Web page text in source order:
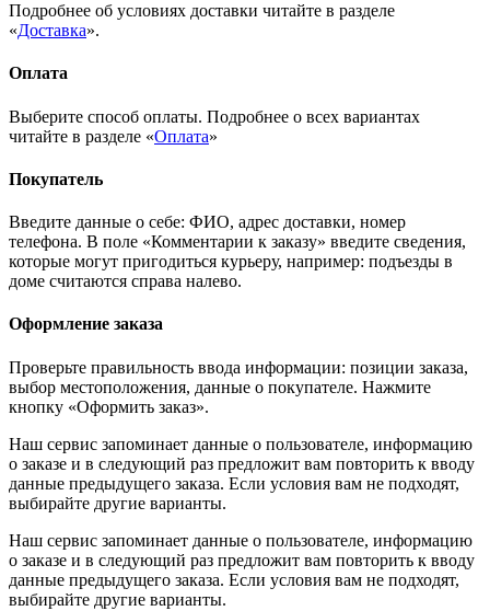
Подробнее об условиях доставки читайте в разделе
«Доставка».
Оплата
Выберите способ оплаты. Подробнее о всех вариантах
читайте в разделе «Оплата»
Покупатель
Введите данные о себе: ФИО, адрес доставки, номер
телефона. В поле «Комментарии к заказу» введите сведения,
которые могут пригодиться курьеру, например: подъезды в
доме считаются справа налево.
Оформление заказа
Проверьте правильность ввода информации: позиции заказа,
выбор местоположения, данные о покупателе. Нажмите
кнопку «Оформить заказ».
Наш сервис запоминает данные о пользователе, информацию
о заказе и в следующий раз предложит вам повторить к вводу
данные предыдущего заказа. Если условия вам не подходят,
выбирайте другие варианты.
Наш сервис запоминает данные о пользователе, информацию
о заказе и в следующий раз предложит вам повторить к вводу
данные предыдущего заказа. Если условия вам не подходят,
выбирайте другие варианты.